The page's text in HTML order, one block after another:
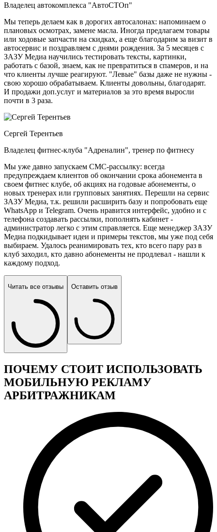
Владелец автокомплекса "АвтоСТОп"
Мы теперь делаем как в дорогих автосалонах: напоминаем о
плановых осмотрах, замене масла. Иногда предлагаем товары
или ходовые запчасти на скидках, а еще благодарим за визит в
автосервис и поздравляем с днями рождения. За 5 месяцев с
ЗАЗУ Медиа научились тестировать тексты, картинки,
работать с базой, знаем, как не превратиться в спамеров, и на
что клиенты лучше реагируют. "Левые" базы даже не нужны -
свою хорошо обрабатываем. Клиенты довольны, благодарят.
И продажи доп.услуг и материалов за это время выросли
почти в 3 раза.
Сергей Терентьев
Владелец фитнес-клуба "Адреналин", тренер по фитнесу
Мы уже давно запускаем СМС-рассылку: всегда
предупреждаем клиентов об окончании срока абонемента в
своем фитнес клубе, об акциях на годовые абонементы, о
новых тренерах или групповых занятиях. Перешли на сервис
ЗАЗУ Медиа, т.к. решили расширить базу и попробовать еще
WhatsApp и Telegram. Очень нравится интерфейс, удобно и с
телефона создавать рассылки, пополнять кабинет -
администратор легко с этим справляется. Еще менеджер ЗАЗУ
Медиа подкидывает идеи и примеры текстов, мы уже под себя
выбираем. Удалось реанимировать тех, кто всего пару раз в
клуб заходил, кто давно абонементы не продлевал - нашли к
каждому подход.
Читать все отзывы Оставить отзыв
ПОЧЕМУ СТОИТ ИСПОЛЬЗОВАТЬ
МОБИЛЬНУЮ РЕКЛАМУ
АРБИТРАЖНИКАМ